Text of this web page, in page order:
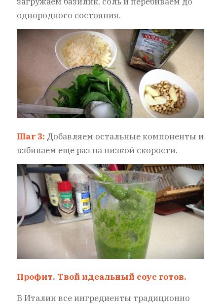
однородного состояния.
Шаг 3: Добавляем остальные компоненты и
взбиваем еще раз на низкой скорости.
Профит. Твой идеальный соус готов.
В Италии все ингредиенты традиционно